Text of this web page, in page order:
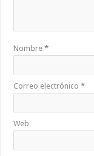
Nombre*
Correo electrónico*
Web